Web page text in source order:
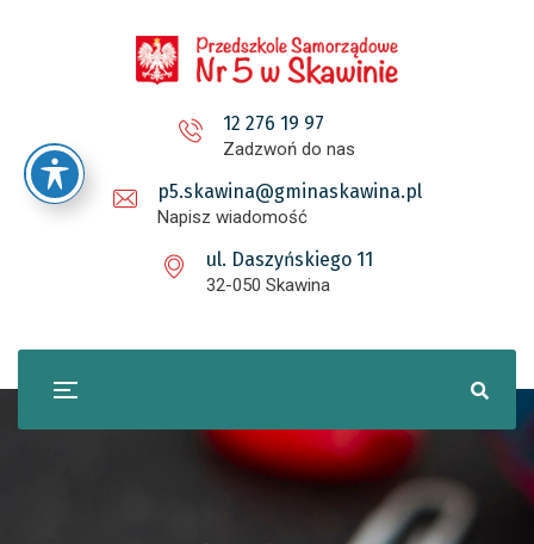
12 276 19 97
Zadzwoń do nas
p5.skawina@gminaskawina.pl
Napisz wiadomość
ul. Daszyńskiego 11
32-050 Skawina